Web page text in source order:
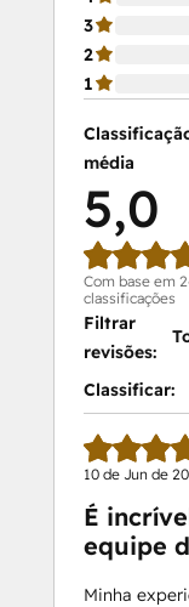
3
2
1
média
5,0
Com base em
classificações
Filtrar
revisões:
Classificar:
10 de Jun de
É
equipe
Minha